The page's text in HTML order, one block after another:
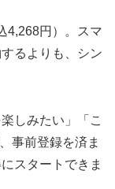
4,268円）。スマ
るよりも、シン
しみたい」「こ
事前登録を済ま
スタートできま